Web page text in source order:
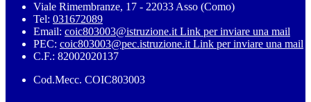
Viale Rimembranze, 17 - 22033 Asso (Como)
Tel: 031672089
Email: coic803003@istruzione.it Link per inviare una mail
PEC: coic803003@pec.istruzione.it Link per inviare una mail
C.F.: 82002020137
Cod.Mecc. COIC803003